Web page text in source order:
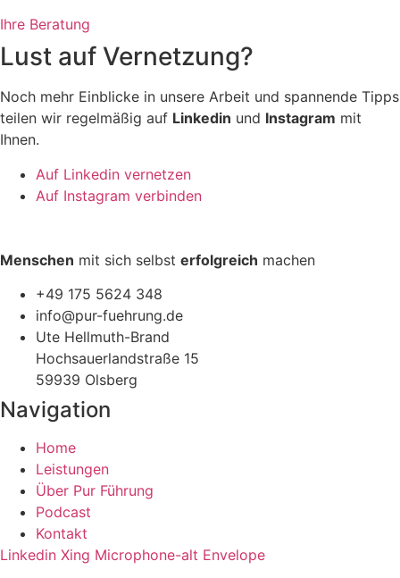
Ihre Beratung
Lust auf Vernetzung?
Noch mehr Einblicke in unsere Arbeit und spannende Tipps
teilen wir regelmäßig auf Linkedin und Instagram mit
Ihnen.
Auf Linkedin vernetzen
Auf Instagram verbinden
Menschen mit sich selbst erfolgreich machen
+49 175 5624 348
info@pur-fuehrung.de
Ute Hellmuth-Brand
Hochsauerlandstraße 15
59939 Olsberg
Navigation
Home
Leistungen
Über Pur Führung
Podcast
Kontakt
Linkedin Xing Microphone-alt Envelope